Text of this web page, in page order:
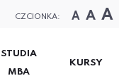
CZCIONKA: A A A
STUDIA
MBA
KURSY